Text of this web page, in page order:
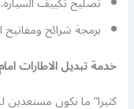
برمجة شرائح ومفاتيح
خدمة تبديل الاطارات
كثيرا” ما نكون